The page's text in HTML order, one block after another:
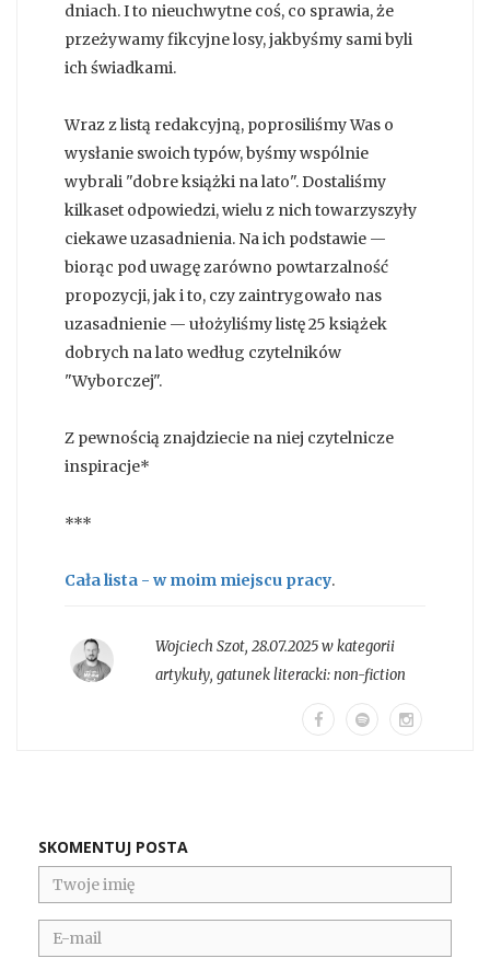
dniach. I to nieuchwytne coś, co sprawia, że
przeżywamy fikcyjne losy, jakbyśmy sami byli
ich świadkami.
Wraz z listą redakcyjną, poprosiliśmy Was o
wysłanie swoich typów, byśmy wspólnie
wybrali "dobre książki na lato". Dostaliśmy
kilkaset odpowiedzi, wielu z nich towarzyszyły
ciekawe uzasadnienia. Na ich podstawie —
biorąc pod uwagę zarówno powtarzalność
propozycji, jak i to, czy zaintrygowało nas
uzasadnienie — ułożyliśmy listę 25 książek
dobrych na lato według czytelników
"Wyborczej".
Z pewnością znajdziecie na niej czytelnicze
inspiracje*
***
Cała lista - w moim miejscu pracy.
Wojciech Szot, 28.07.2025 w kategorii
artykuły, gatunek literacki:non-fiction
SKOMENTUJ POSTA